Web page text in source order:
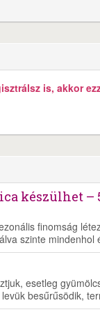
is, akkor
készülhet
finomság
szinte
esetleg
besűrűsödik,